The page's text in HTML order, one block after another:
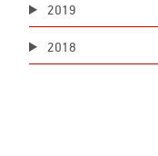
2019
2018